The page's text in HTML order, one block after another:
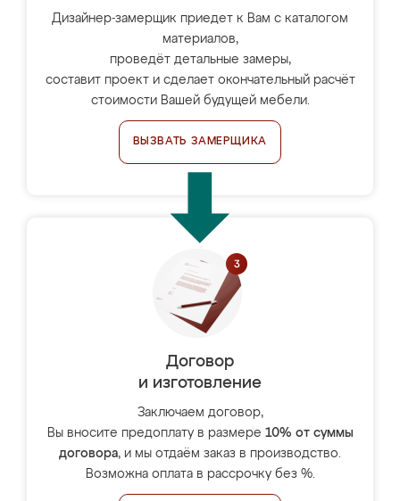
Дизайнер-замерщик приедет к Вам с каталогом
материалов,
проведёт детальные замеры,
составит проект и сделает окончательный расчёт
стоимости Вашей будущей мебели.
ВЫЗВАТЬ ЗАМЕРЩИКА
Договор
и изготовление
Заключаем договор,
Вы вносите предоплату в размере 10% от суммы
договора, и мы отдаём заказ в производство.
Возможна оплата в рассрочку без %.